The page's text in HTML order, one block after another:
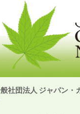
社団法人 ジャパン・